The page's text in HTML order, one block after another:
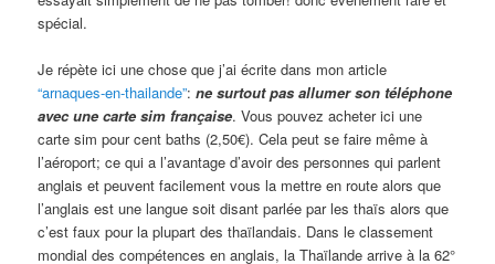
spécial.
Je répète ici une chose que j’ai écrite dans mon article
“arnaques-en-thailande”:ne surtout pas allumer son téléphone
avec une carte sim française. Vous pouvez acheter ici une
carte sim pour cent baths (2,50€). Cela peut se faire même à
l’aéroport; ce qui a l’avantage d’avoir des personnes qui parlent
anglais et peuvent facilement vous la mettre en route alors que
l’anglais est une langue soit disant parlée par les thaïs alors que
c’est faux pour la plupart des thaïlandais. Dans le classement
mondial des compétences en anglais, la Thaïlande arrive à la 62°